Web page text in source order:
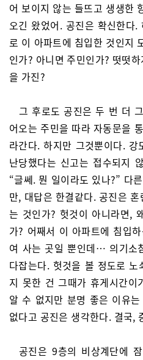
어 보이지 않는 들뜨고 생생한
오긴 왔었어. 공진은 확신한다
로 이 아파트에 침입한 것인지
인가? 아니면 주민인가? 떳떳
을 가진?
그 후로도 공진은 두 번 더
어오는 주민을 따라 자동문을
라간다. 하지만 그것뿐이다.
난당했다는 신고는 접수되지
“글쎄. 뭔 일이라도 있나?” 다
만, 대답은 한결같다. 공진은
는 것인가? 헛것이 아니라면,
가? 어째서 이 아파트에 침입
여 사는 곳일 뿐인데… 의기소
다잡는다. 헛것을 볼 정도로
지 못한 건 그때가 휴게시간이
알 수 없지만 분명 좋은 이유
없다고 공진은 생각한다. 결국,
공진은 9층의 비상계단에